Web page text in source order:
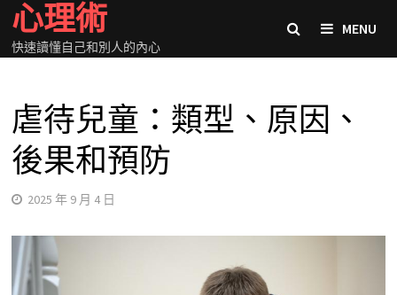
Skip
content
心理術
快速讀懂自己和別人的內心
MENU
虐待兒童：類型、原因、
後果和預防
2025 年 9 月 4 日